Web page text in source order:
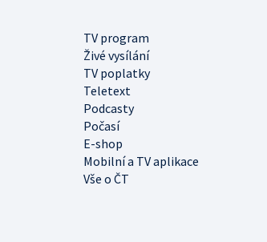
TV program
Živé vysílání
TV poplatky
Teletext
Podcasty
Počasí
E-shop
Mobilní a TV aplikace
Vše o ČT